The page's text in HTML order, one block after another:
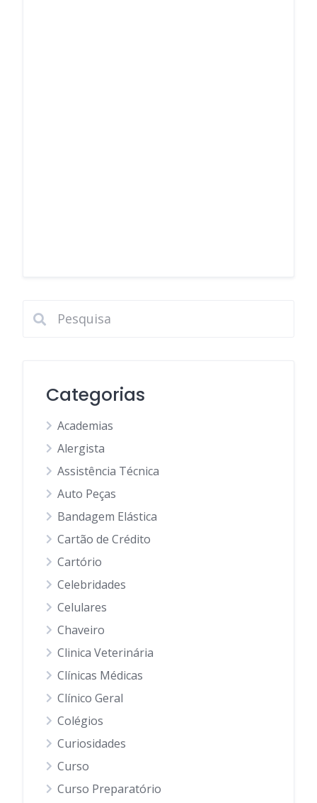
Categorias
Academias
Alergista
Assistência Técnica
Auto Peças
Bandagem Elástica
Cartão de Crédito
Cartório
Celebridades
Celulares
Chaveiro
Clinica Veterinária
Clínicas Médicas
Clínico Geral
Colégios
Curiosidades
Curso
Curso Preparatório